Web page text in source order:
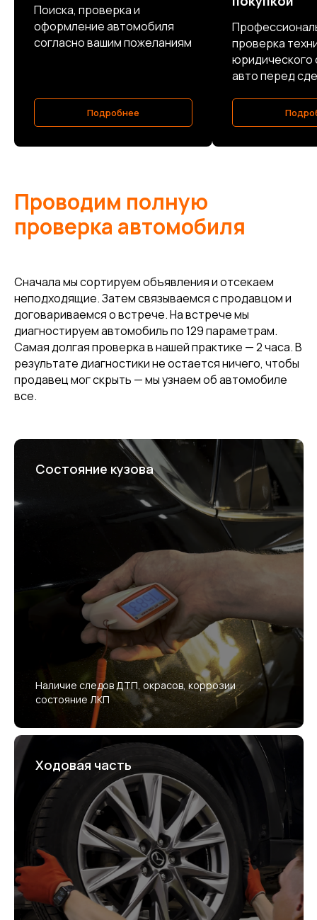
Поиска, проверка и
оформление автомобиля
согласно вашим пожеланиям
Подробнее
проверка
юридического
авто перед
Проводим полную
проверка автомобиля
Сначала мы сортируем объявления и отсекаем
неподходящие. Затем связываемся с продавцом и
договариваемся о встрече. На встрече мы
диагностируем автомобиль по 129 параметрам.
Самая долгая проверка в нашей практике — 2 часа. В
результате диагностики не остается ничего, чтобы
продавец мог скрыть — мы узнаем об автомобиле
все.
Состояние кузова
Наличие следов ДТП, окрасов, коррозии
состояние ЛКП
Ходовая часть